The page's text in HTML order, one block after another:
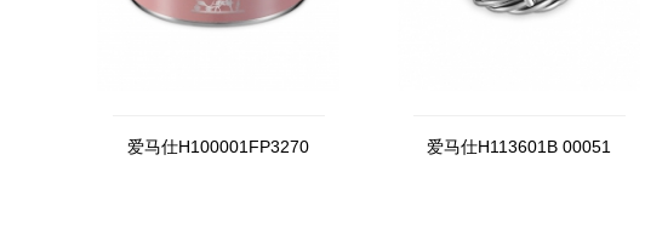
爱马仕H100001FP3270 爱马仕H113601B 00051